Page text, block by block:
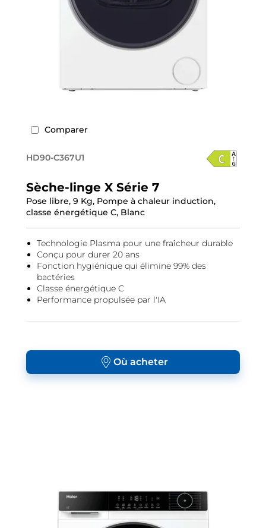
Comparer
HD90-C367U1
Sèche-linge X Série 7
Pose libre, 9 Kg, Pompe à chaleur induction,
classe énergétique C, Blanc
Technologie Plasma pour une fraîcheur durable
Conçu pour durer 20 ans
Fonction hygiénique qui élimine 99% des
bactéries
Classe énergétique C
Performance propulsée par l'IA
Où acheter